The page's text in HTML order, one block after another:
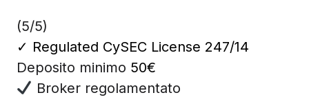
(5/5)
✓ Regulated CySEC License 247/14
Deposito minimo 50€
Broker regolamentato